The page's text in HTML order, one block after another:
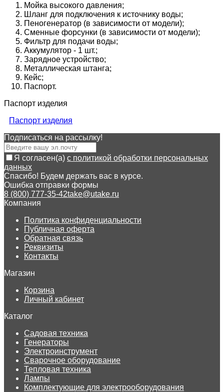
Мойка высокого давления;
Шланг для подключения к источнику воды;
Пеногенератор (в зависимости от модели);
Сменные форсунки (в зависимости от модели);
Фильтр для подачи воды;
Аккумулятор - 1 шт.;
Зарядное устройство;
Металлическая штанга;
Кейс;
Паспорт.
Паспорт изделия
Паспорт изделия
Подписаться на рассылкy!
Я согласен(a) с политикой обработки персональных
данных
Спасибо! Будем держать вас в курсе.
Ошибка отправки формы
8 (800) 777-35-42take@utake.ru
Компания
Политика конфиденциальности
Публичная оферта
Обратная связь
Реквизиты
Контакты
Магазин
Корзина
Личный кабинет
Каталог
Садовая техника
Генераторы
Электроинструмент
Сварочное оборудование
Тепловая техника
Лампы
Комплектующие для электрооборудования